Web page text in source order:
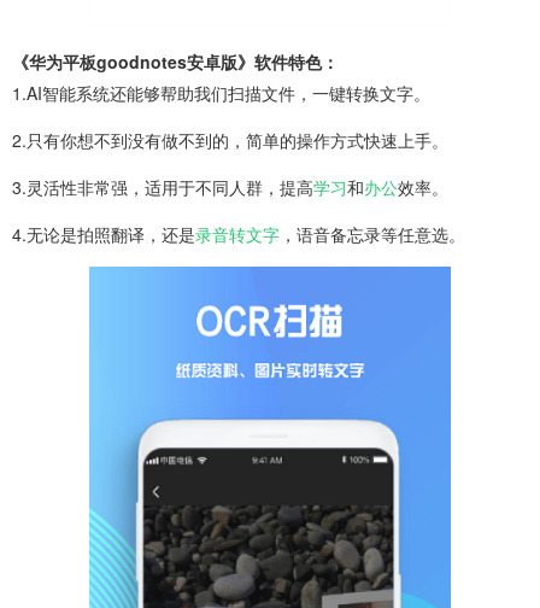
《华为平板goodnotes安卓版》软件特色：
1.AI智能系统还能够帮助我们扫描文件，一键转换文字。
2.只有你想不到没有做不到的，简单的操作方式快速上手。
3.灵活性非常强，适用于不同人群，提高学习和办公效率。
4.无论是拍照翻译，还是录音转文字 ，语音备忘录等任意选。